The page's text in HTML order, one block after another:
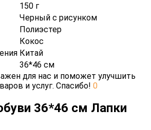
150 г
Черный с рисунком
Полиэстер
Кокос
Китай
36*46 см
для нас и поможет улучшить
и услуг. Спасибо! 0
36*46 см Лапки